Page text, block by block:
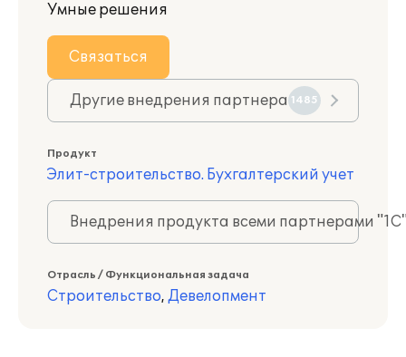
Умные решения
Связаться
Другие внедрения партнера 1485
Продукт
Элит-строительство. Бухгалтерский учет
Внедрения продукта всеми партнерами
Отрасль / Функциональная задача
Строительство, Девелопмент